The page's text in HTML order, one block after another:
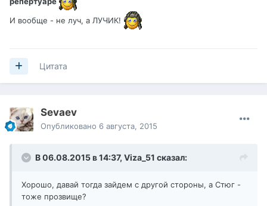
И вообще - не луч, а ЛУЧИК!
Цитата
Sevaev
Опубликовано 6 августа, 2015
В 06.08.2015 в 14:37, Viza_51 сказал:
Хорошо, давай тогда зайдем с другой стороны, а Стюг -
тоже прозвище?